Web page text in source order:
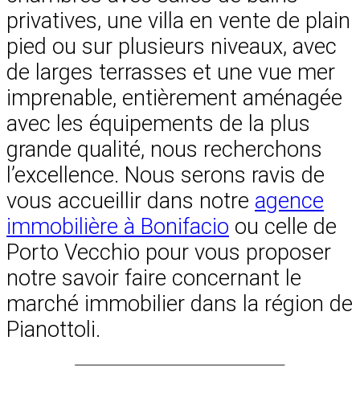
privatives, une villa en vente de plain
pied ou sur plusieurs niveaux, avec
de larges terrasses et une vue mer
imprenable, entièrement aménagée
avec les équipements de la plus
grande qualité, nous recherchons
l’excellence. Nous serons ravis de
vous accueillir dans notre agence
immobilière à Bonifacio ou celle de
Porto Vecchio pour vous proposer
notre savoir faire concernant le
marché immobilier dans la région de
Pianottoli.